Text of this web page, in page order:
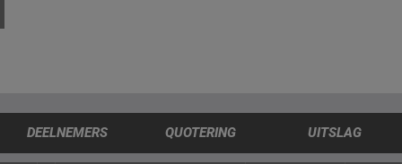
DEELNEMERS QUOTERING UITSLAG